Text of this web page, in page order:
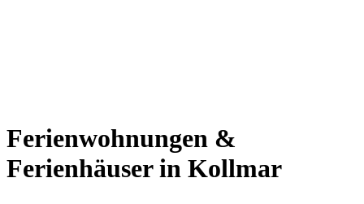
Ferienwohnungen &
Ferienhäuser in Kollmar